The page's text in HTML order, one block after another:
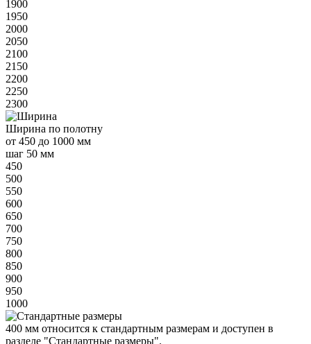
1900
1950
2000
2050
2100
2150
2200
2250
2300
Ширина по полотну
от 450 до 1000 мм
шаг 50 мм
450
500
550
600
650
700
750
800
850
900
950
1000
400 мм относится к стандартным размерам и доступен в
разделе "Стандартные размеры".